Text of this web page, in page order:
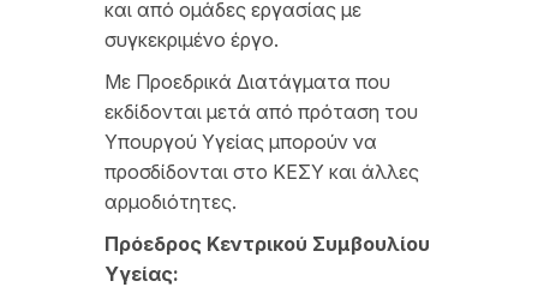
και από ομάδες εργασίας με
συγκεκριμένο έργο.
Με Προεδρικά Διατάγματα που
εκδίδονται μετά από πρόταση του
Υπουργού Υγείας μπορούν να
προσδίδονται στο ΚΕΣΥ και άλλες
αρμοδιότητες.
Πρόεδρος Κεντρικού Συμβουλίου
Υγείας: